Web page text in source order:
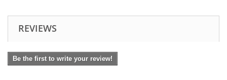
REVIEWS
Be the first to write your review!